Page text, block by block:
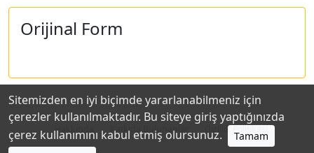
Orijinal Form
Hakkında Katkıda Bulunanlar Gizlilik Politikası
Sitemizden en iyi biçimde yararlanabilmeniz için
çerezler kullanılmaktadır. Bu siteye giriş yaptığınızda
çerez kullanımını kabul etmiş olursunuz.
Tamam